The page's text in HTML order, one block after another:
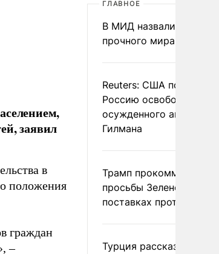
заявил
в
положения
граждан
–
ГЛАВНОЕ
В МИД назвали условия
прочного мира на
Reuters: США
Россию освободить
осужденного
Гилмана
Трамп
просьбы Зеленского о
поставках
Турция рассказала о